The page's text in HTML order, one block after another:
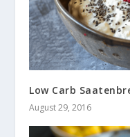
Low Carb
August 29, 2016